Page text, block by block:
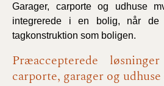
Garager, carporte og udhuse
integrerede i en bolig, når de
tagkonstruktion som boligen.
Præaccepterede
carporte, garager og udhuse